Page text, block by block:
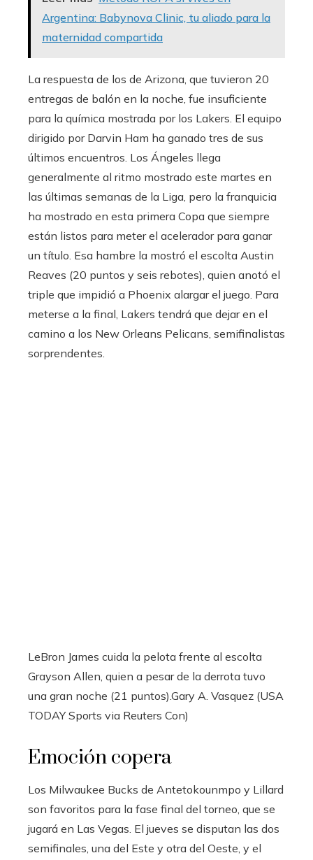
Argentina: Babynova Clinic, tu aliado para la
maternidad compartida
La respuesta de los de Arizona, que tuvieron 20
entregas de balón en la noche, fue insuficiente
para la química mostrada por los Lakers. El equipo
dirigido por Darvin Ham ha ganado tres de sus
últimos encuentros. Los Ángeles llega
generalmente al ritmo mostrado este martes en
las últimas semanas de la Liga, pero la franquicia
ha mostrado en esta primera Copa que siempre
están listos para meter el acelerador para ganar
un título. Esa hambre la mostró el escolta Austin
Reaves (20 puntos y seis rebotes), quien anotó el
triple que impidió a Phoenix alargar el juego. Para
meterse a la final, Lakers tendrá que dejar en el
camino a los New Orleans Pelicans, semifinalistas
sorprendentes.
LeBron James cuida la pelota frente al escolta
Grayson Allen, quien a pesar de la derrota tuvo
una gran noche (21 puntos).Gary A. Vasquez (USA
TODAY Sports via Reuters Con)
Emoción copera
Los Milwaukee Bucks de Antetokounmpo y Lillard
son favoritos para la fase final del torneo, que se
jugará en Las Vegas. El jueves se disputan las dos
semifinales, una del Este y otra del Oeste, y el